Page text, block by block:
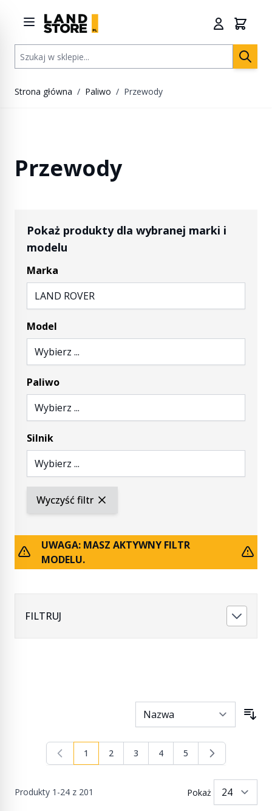
Szukaj w sklepie...
Strona główna / Paliwo / Przewody
Przewody
Pokaż produkty dla wybranej marki i
modelu
Marka
LAND ROVER
Model
Wybierz ...
Paliwo
Wybierz ...
Silnik
Wybierz ...
Wyczyść filtr
UWAGA: MASZ AKTYWNY FILTR
MODELU.
FILTRUJ
Produkty 1 -24 z 201
Aktualnie czytasz stronę
1 Strona
2 Strona
3 Strona
4 Strona
5
Pokaż